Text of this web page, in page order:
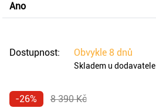
Ano
Dostupnost: Obvykle 8 dnů
Skladem u dodavatele
-26% 8 390 Kč